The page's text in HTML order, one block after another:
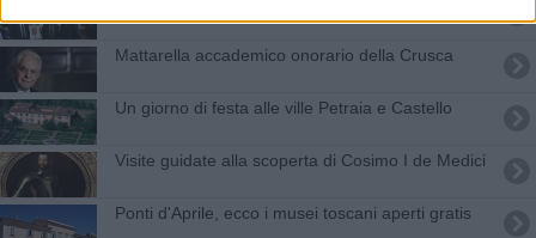
Mattarella accademico onorario della Crusca
Un giorno di festa alle ville Petraia e Castello
Visite guidate alla scoperta di Cosimo I de Medici
Ponti d'Aprile, ecco i musei toscani aperti gratis